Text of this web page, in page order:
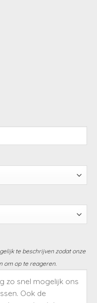
te beschrijven zodat onze
om op te reageren.